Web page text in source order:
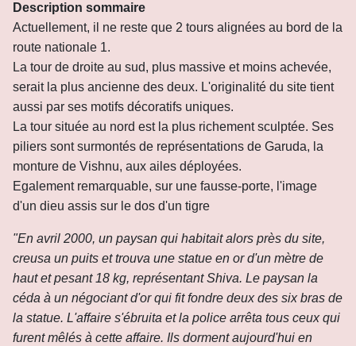
Description sommaire
Actuellement, il ne reste que 2 tours alignées au bord de la
route nationale 1.
La tour de droite au sud, plus massive et moins achevée,
serait la plus ancienne des deux. L'originalité du site tient
aussi par ses motifs décoratifs uniques.
La tour située au nord est la plus richement sculptée. Ses
piliers sont surmontés de représentations de Garuda, la
monture de Vishnu, aux ailes déployées.
Egalement remarquable, sur une fausse-porte, l'image
d'un dieu assis sur le dos d'un tigre
"En avril 2000, un paysan qui habitait alors près du site,
creusa un puits et trouva une statue en or d'un mètre de
haut et pesant 18 kg, représentant Shiva. Le paysan la
céda à un négociant d'or qui fit fondre deux des six bras de
la statue. L'affaire s'ébruita et la police arrêta tous ceux qui
furent mêlés à cette affaire. Ils dorment aujourd'hui en